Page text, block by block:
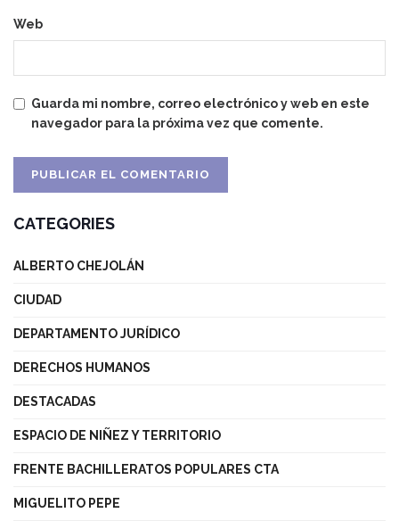
Web
Guarda mi nombre, correo electrónico y web en este
navegador para la próxima vez que comente.
CATEGORIES
ALBERTO CHEJOLÁN
CIUDAD
DEPARTAMENTO JURÍDICO
DERECHOS HUMANOS
DESTACADAS
ESPACIO DE NIÑEZ Y TERRITORIO
FRENTE BACHILLERATOS POPULARES CTA
MIGUELITO PEPE